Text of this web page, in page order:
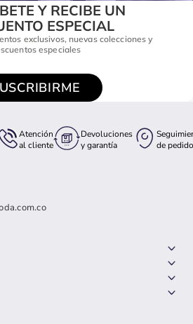
Y RECIBE UN
ESPECIAL
exclusivos, nuevas colecciones y
especiales
Atención
al cliente
Devoluciones
y garantía
de pedido